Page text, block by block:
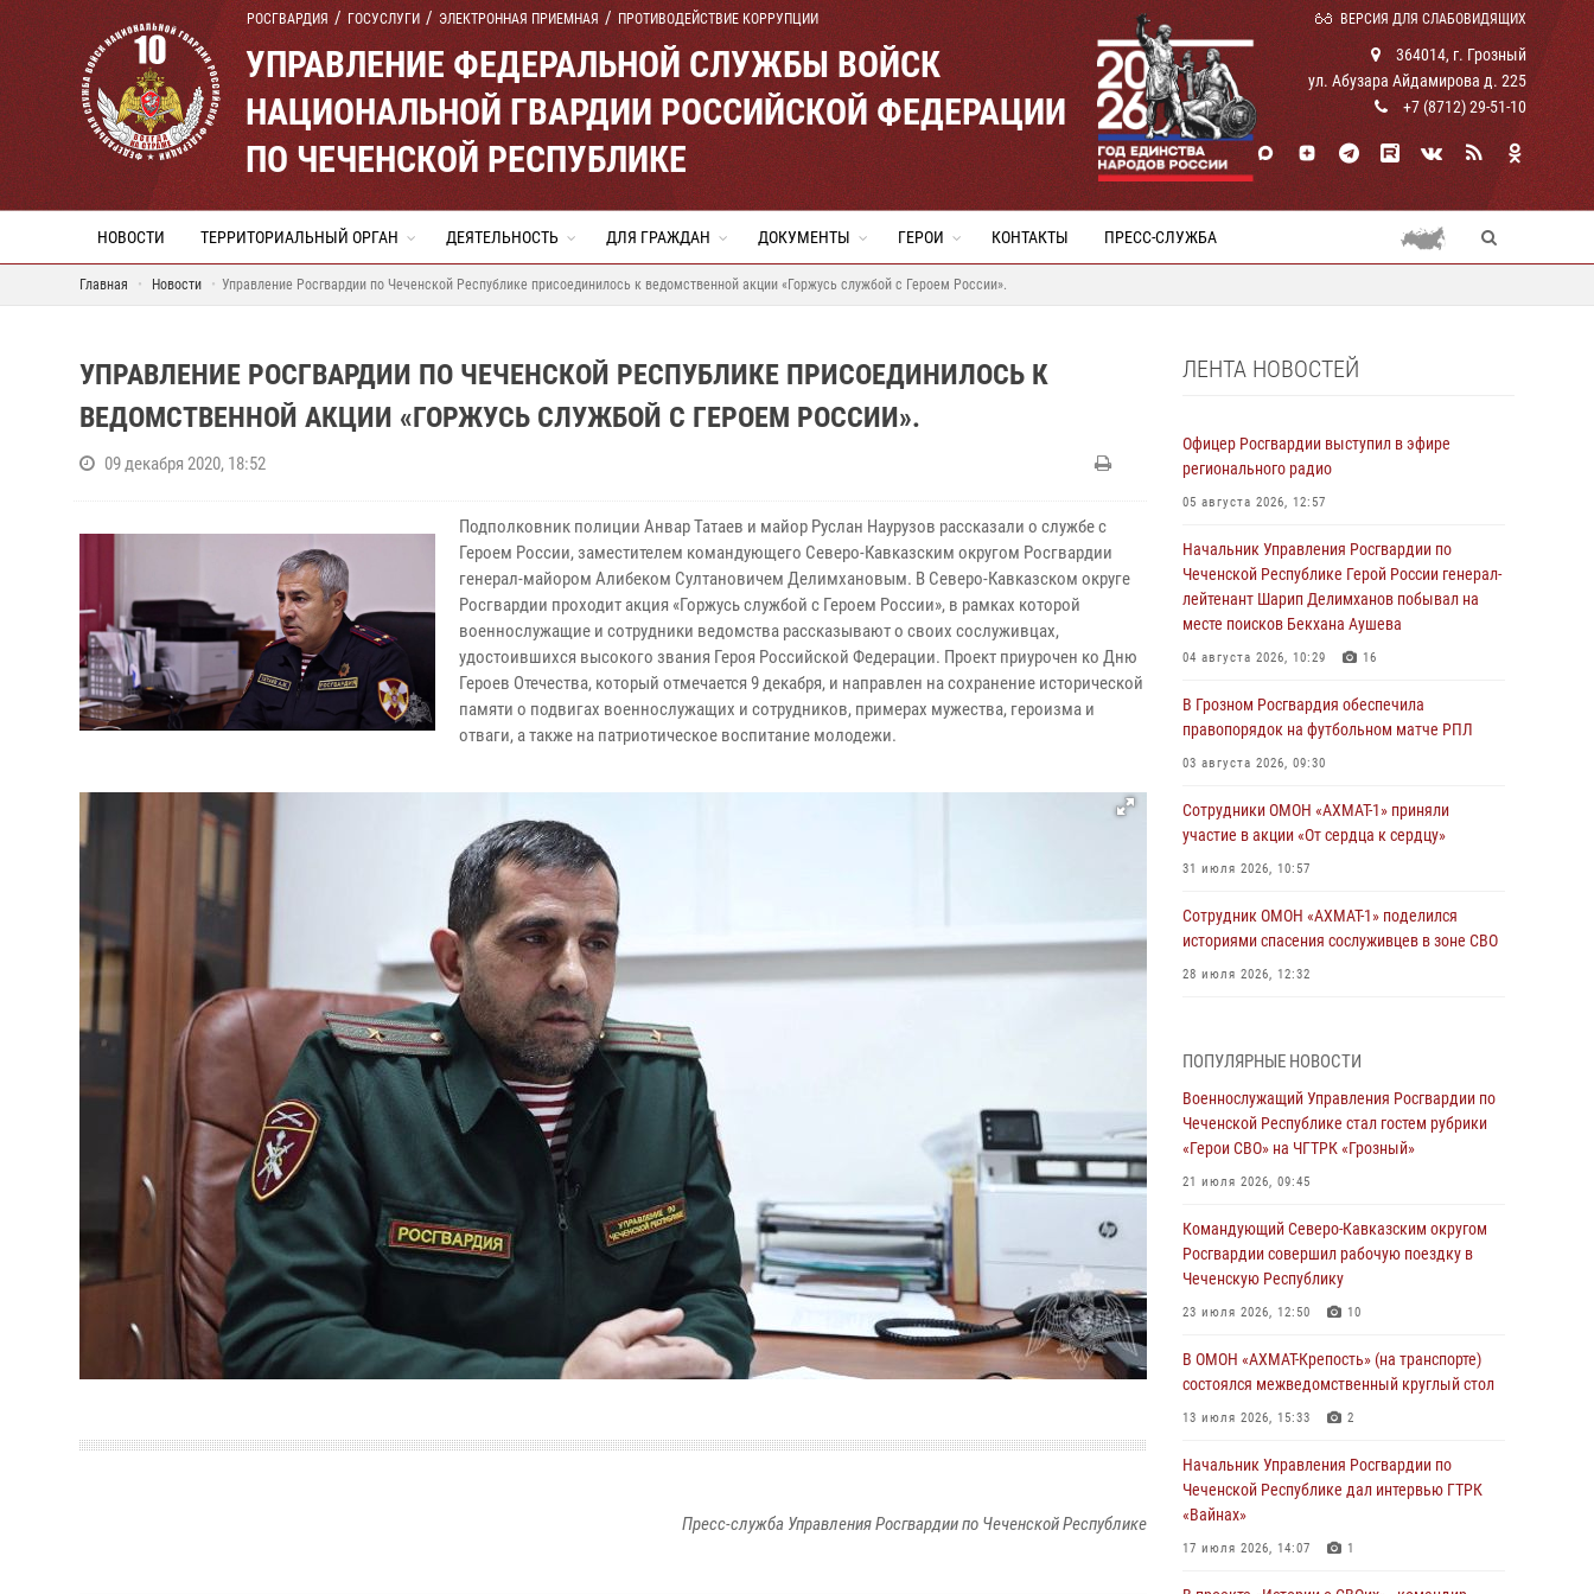
РОСГВАРДИЯ ГОСУСЛУГИ ЭЛЕКТРОННАЯ ПРИЕМНАЯ ПРОТИВОДЕЙСТВИЕ КОРРУПЦИИ ВЕРСИЯ ДЛЯ СЛАБОВИДЯЩИХ
УПРАВЛЕНИЕ ФЕДЕРАЛЬНОЙ СЛУЖБЫ ВОЙСК
НАЦИОНАЛЬНОЙ ГВАРДИИ РОССИЙСКОЙ ФЕДЕРАЦИИ
ПО ЧЕЧЕНСКОЙ РЕСПУБЛИКЕ
364014, г. Грозный
ул. Абузара Айдамирова д. 225
+7 (8712) 29-51-10
НОВОСТИ ТЕРРИТОРИАЛЬНЫЙ ОРГАН ДЕЯТЕЛЬНОСТЬ ДЛЯ ГРАЖДАН ДОКУМЕНТЫ ГЕРОИ КОНТАКТЫ ПРЕСС-СЛУЖБА
Главная Новости Управление Росгвардии по Чеченской Республике присоединилось к ведомственной акции «Горжусь службой с Героем России».
УПРАВЛЕНИЕ РОСГВАРДИИ ПО ЧЕЧЕНСКОЙ РЕСПУБЛИКЕ ПРИСОЕДИНИЛОСЬ К
ВЕДОМСТВЕННОЙ АКЦИИ «ГОРЖУСЬ СЛУЖБОЙ С ГЕРОЕМ РОССИИ».
09 декабря 2020, 18:52
Подполковник полиции Анвар Татаев и майор Руслан Наурузов рассказали о службе с
Героем России, заместителем командующего Северо-Кавказским округом Росгвардии
генерал-майором Алибеком Султановичем Делимхановым. В Северо-Кавказском округе
Росгвардии проходит акция «Горжусь службой с Героем России», в рамках которой
военнослужащие и сотрудники ведомства рассказывают о своих сослуживцах,
удостоившихся высокого звания Героя Российской Федерации. Проект приурочен ко Дню
Героев Отечества, который отмечается 9 декабря, и направлен на сохранение исторической
памяти о подвигах военнослужащих и сотрудников, примерах мужества, героизма и
отваги, а также на патриотическое воспитание молодежи.
Пресс-служба Управления Росгвардии по Чеченской Республике
ЛЕНТА НОВОСТЕЙ
Офицер Росгвардии выступил в эфире
регионального радио
05 августа 2026, 12:57
Начальник Управления Росгвардии по
Чеченской Республике Герой России генерал-
лейтенант Шарип Делимханов побывал на
месте поисков Бекхана Аушева
04 августа 2026, 10:29 16
В Грозном Росгвардия обеспечила
правопорядок на футбольном матче РПЛ
03 августа 2026, 09:30
Сотрудники ОМОН «АХМАТ-1» приняли
участие в акции «От сердца к сердцу»
31 июля 2026, 10:57
Сотрудник ОМОН «АХМАТ-1» поделился
историями спасения сослуживцев в зоне СВО
28 июля 2026, 12:32
Чеченскую Республику
23 июля 2026, 12:50 10
Военнослужащий Управления Росгвардии по
Чеченской Республике стал гостем рубрики
21 июля 2026, 09:45
В ДНР росгвардейцы уничтожили около 80
вражеских беспилотников самолётного типа
В Грозном Росгвардия обеспечила
безопасность конно-спортивных
18 июля 2026, 13:46
Начальник Управления Росгвардии по
Чеченской Республике дал интервью ГТРК
ПОПУЛЯРНЫЕ НОВОСТИ
Военнослужащий Управления Росгвардии по
Чеченской Республике стал гостем рубрики
«Герои СВО» на ЧГТРК «Грозный»
21 июля 2026, 09:45
Командующий Северо-Кавказским округом
Росгвардии совершил рабочую поездку в
Чеченскую Республику
23 июля 2026, 12:50 10
В ОМОН «АХМАТ-Крепость» (на транспорте)
состоялся межведомственный круглый стол
13 июля 2026, 15:33 2
Начальник Управления Росгвардии по
Чеченской Республике дал интервью ГТРК
«Вайнах»
17 июля 2026, 14:07 1